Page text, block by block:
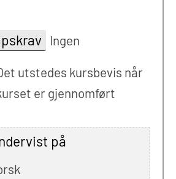
Ingen
utstedes kursbevis når
er gjennomført
på